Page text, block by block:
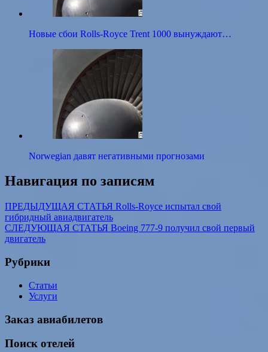
Новые сбои Rolls-Royce Trent 1000 вынуждают…
Norwegian давят негативными прогнозами
Навигация по записям
ПРЕДЫДУЩАЯ СТАТЬЯ Rolls-Royce испытал свой
гибридный авиадвигатель
СЛЕДУЮЩАЯ СТАТЬЯ Boeing 777-9 получил свой первый
двигатель
Рубрики
Статьи
Услуги
Заказ авиабилетов
Поиск отелей